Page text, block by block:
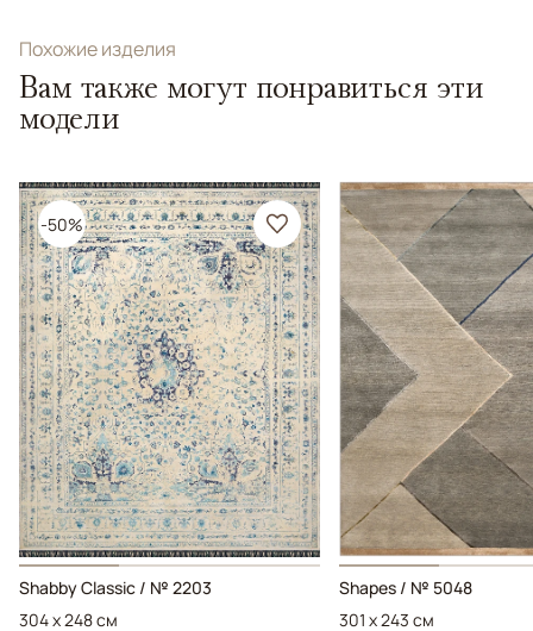
Похожие изделия
Вам также могут понравиться эти
модели
-50%
Shabby Classic / № 2203
304 x 248 см
Shapes / № 5048
301 x 243 см